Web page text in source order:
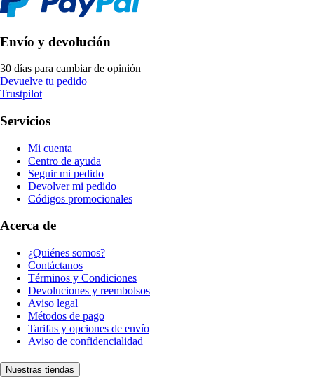
Envío y devolución
30 días para cambiar de opinión
Devuelve tu pedido
Trustpilot
Servicios
Mi cuenta
Centro de ayuda
Seguir mi pedido
Devolver mi pedido
Códigos promocionales
Acerca de
¿Quiénes somos?
Contáctanos
Términos y Condiciones
Devoluciones y reembolsos
Aviso legal
Métodos de pago
Tarifas y opciones de envío
Aviso de confidencialidad
Nuestras tiendas